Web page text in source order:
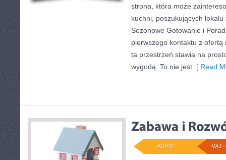
strona, która może
kuchni, poszukujących
Sezonowe Gotowanie i
pierwszego kontaktu z
ta przestrzeń stawia na
wygodą. To nie jest [ Read
MAJ -
ADMIN